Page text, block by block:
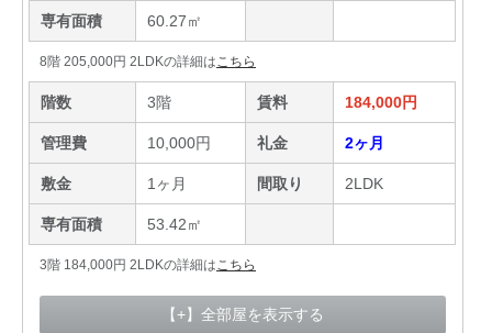
専有面積 60.27㎡
8階 205,000円 2LDKの詳細はこちら
階数 3階 賃料 184,000円
管理費 10,000円 礼金 2ヶ月
敷金 1ヶ月 間取り 2LDK
専有面積 53.42㎡
3階 184,000円 2LDKの詳細はこちら
【+】全部屋を表示する